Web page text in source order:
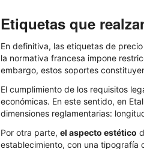
Etiquetas que
En definitiva, las etiquetas de
la normativa francesa impone
embargo, estos soportes
El cumplimiento de los requisitos
económicas. En este sentido, en
dimensiones reglamentarias:
Por otra parte, el aspecto estético
establecimiento, con una tipografía